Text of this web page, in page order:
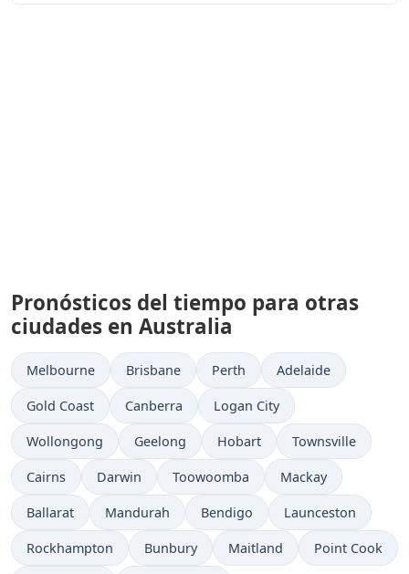
Pronósticos del tiempo para otras
ciudades en Australia
Melbourne Brisbane Perth Adelaide
Gold Coast Canberra Logan City
Wollongong Geelong Hobart Townsville
Cairns Darwin Toowoomba Mackay
Ballarat Mandurah Bendigo Launceston
Rockhampton Bunbury Maitland Point Cook